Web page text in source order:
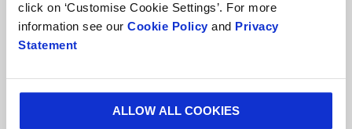
click on ‘Customise Cookie Settings’. For more
information see our Cookie Policy and Privacy
Statement
ALLOW ALL COOKIES
Comercio Electrónico
Nuestras cajas de cartón corrugado para
productos lleguen en perfectas
condiciones, todas las veces.